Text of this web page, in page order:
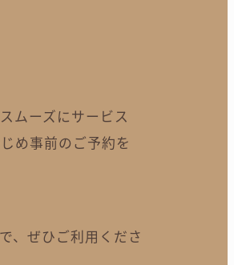
ムーズにサービス
め事前のご予約を
、ぜひご利用くださ